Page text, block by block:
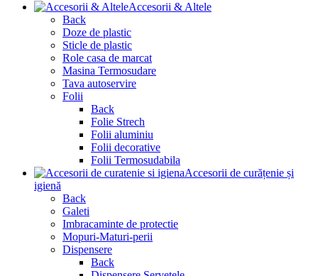
Accesorii & Altele
Back
Doze de plastic
Sticle de plastic
Role casa de marcat
Masina Termosudare
Tava autoservire
Folii
Back
Folie Strech
Folii aluminiu
Folii decorative
Folii Termosudabila
Accesorii de curățenie și
igienă
Back
Galeti
Imbracaminte de protectie
Mopuri-Maturi-perii
Dispensere
Back